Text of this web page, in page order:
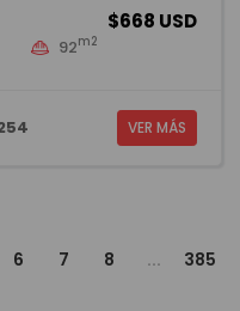
$668 USD
92m2
VER MÁS
6 7 8 ...
385